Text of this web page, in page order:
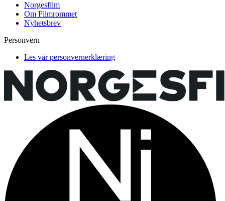
Norgesfilm
Om Filmrommet
Nyhetsbrev
Personvern
Les vår personvernerklæring